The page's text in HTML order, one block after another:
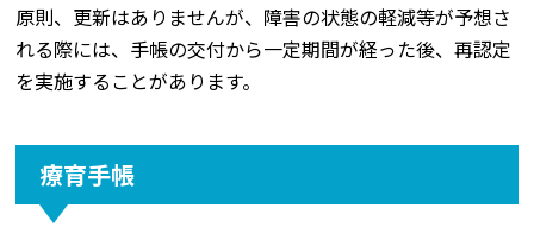
原則、更新はありませんが、障害の状態の軽減等が予想さ
れる際には、手帳の交付から一定期間が経った後、再認定
を実施することがあります。
療育手帳